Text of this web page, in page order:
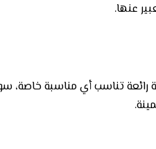
عنها.
تناسب أي مناسبة خاصة،